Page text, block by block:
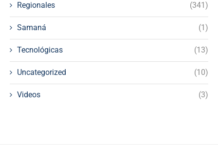
Regionales (341)
Samaná (1)
Tecnológicas (13)
Uncategorized (10)
Videos (3)